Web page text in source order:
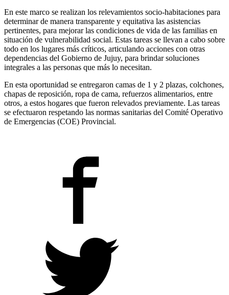
En este marco se realizan los relevamientos socio-habitaciones para
determinar de manera transparente y equitativa las asistencias
pertinentes, para mejorar las condiciones de vida de las familias en
situación de vulnerabilidad social. Estas tareas se llevan a cabo sobre
todo en los lugares más críticos, articulando acciones con otras
dependencias del Gobierno de Jujuy, para brindar soluciones
integrales a las personas que más lo necesitan.
En esta oportunidad se entregaron camas de 1 y 2 plazas, colchones,
chapas de reposición, ropa de cama, refuerzos alimentarios, entre
otros, a estos hogares que fueron relevados previamente. Las tareas
se efectuaron respetando las normas sanitarias del Comité Operativo
de Emergencias (COE) Provincial.